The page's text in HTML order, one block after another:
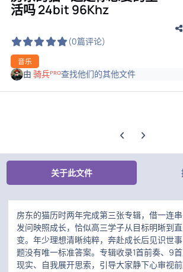
活吗 24bit 96Khz
(0篇评论)
音乐
由骑兵ᴾᴿᴼ查找他们的其他文件
上一张轮播幻灯片
下一张轮播幻
关于此文件
房东的猫历时两年完成第三张专辑，借一连
发问映照成长，恰似高三学子从目标明晰到
变。年少理想清晰纯粹，奔赴成长后见识世
题没有唯一标准答案。专辑收录1首前奏、9首
现实、自我展开思索，引导大家静下心审视